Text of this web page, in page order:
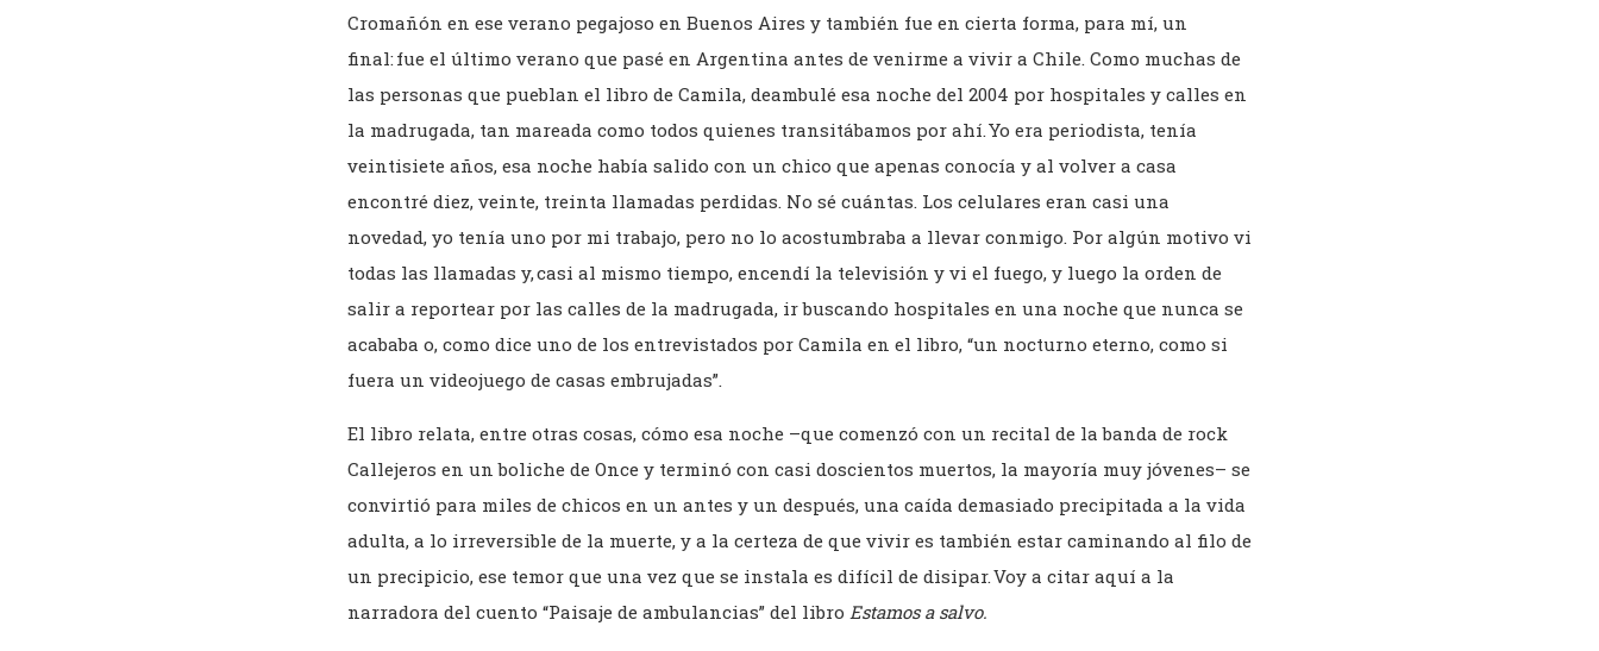
Cromañón en ese verano pegajoso en Buenos Aires y también fue en cierta forma, para mí, un
final: fue el último verano que pasé en Argentina antes de venirme a vivir a Chile. Como muchas de
las personas que pueblan el libro de Camila, deambulé esa noche del 2004 por hospitales y calles en
la madrugada, tan mareada como todos quienes transitábamos por ahí. Yo era periodista, tenía
veintisiete años, esa noche había salido con un chico que apenas conocía y al volver a casa
encontré diez, veinte, treinta llamadas perdidas. No sé cuántas. Los celulares eran casi una
novedad, yo tenía uno por mi trabajo, pero no lo acostumbraba a llevar conmigo. Por algún motivo vi
todas las llamadas y, casi al mismo tiempo, encendí la televisión y vi el fuego, y luego la orden de
salir a reportear por las calles de la madrugada, ir buscando hospitales en una noche que nunca se
acababa o, como dice uno de los entrevistados por Camila en el libro, “un nocturno eterno, como si
fuera un videojuego de casas embrujadas”.
El libro relata, entre otras cosas, cómo esa noche –que comenzó con un recital de la banda de rock
Callejeros en un boliche de Once y terminó con casi doscientos muertos, la mayoría muy jóvenes– se
convirtió para miles de chicos en un antes y un después, una caída demasiado precipitada a la vida
adulta, a lo irreversible de la muerte, y a la certeza de que vivir es también estar caminando al filo de
un precipicio, ese temor que una vez que se instala es difícil de disipar. Voy a citar aquí a la
narradora del cuento “Paisaje de ambulancias” del libro Estamos a salvo.